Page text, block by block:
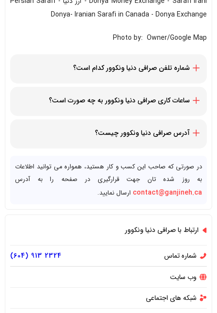
Donya- Iranian Sarafi in Canada - Donya Exchange
Photo by: Owner/Google Map
شماره تلفن صرافی دنیا ونکوور کدام است؟
ساعات کاری صرافی دنیا ونکوور به چه صورت است؟
آدرس صرافی دنیا ونکوور چیست؟
در صورتی که صاحب این کسب و کار هستید، همواره می توانید اطلاعات
به روز شده تان جهت قرارگیری در صفحه را به آدرس
contact@ganjineh.ca ارسال نمایید.
ارتباط با صرافی دنیا ونکوور
شماره تماس
2324 913 (604)
وب سایت
شبکه های اجتماعی